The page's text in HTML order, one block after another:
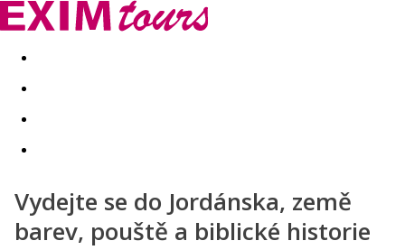
Akční nabídky Last minute
Vydejte se do Jordánska, země
barev, pouště a biblické historie